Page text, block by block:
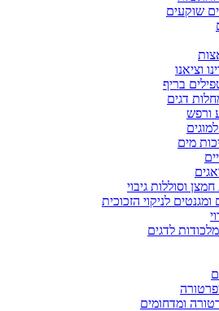
שוקעים
וציאנו
בריף
דגים
ורפש
מים
וסוללות גיבוי
לניקוי הזכוכית
לדגים
ומדחומים